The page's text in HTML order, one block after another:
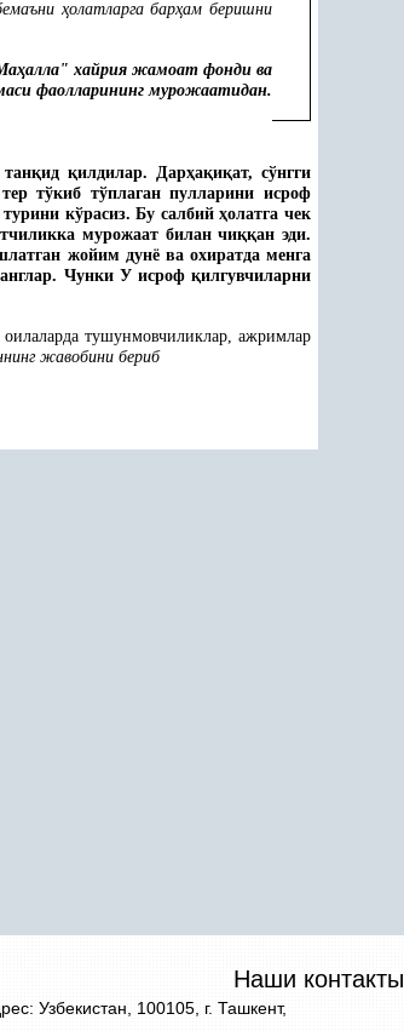
ҳолатларга барҳам беришни
ҳалла" хайрия жамоат фонди ва
фаолларининг мурожаатидан.
танқид қилдилар. Дарҳақиқат, сўнгги
тўкиб тўплаган пулларини исроф
турини кўрасиз. Бу салбийҳолатга чек
мурожаат билан чиққан эди.
жойим дунё ва охиратда менга
Чунки У исрофқилгувчиларни
оилаларда тушунмовчиликлар, ажримлар
жавобини бериб
Наши контакты
Узбекистан, 100105, г. Ташкент,